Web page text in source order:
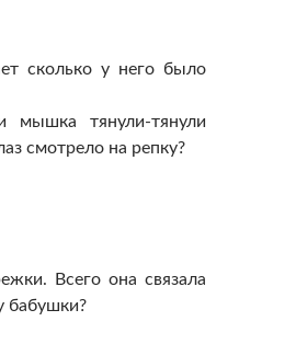
сколько у него было
тянули-тянули
смотрело на репку?
Всего она связала
бабушки?